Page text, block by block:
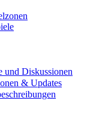
Diskussionen
& Updates